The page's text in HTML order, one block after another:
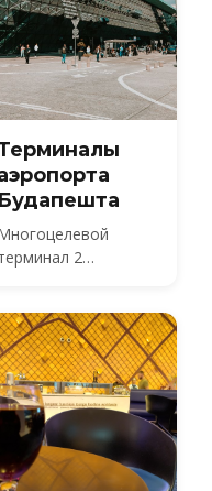
Будапешта
2